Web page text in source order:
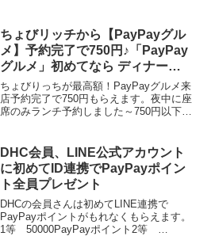
オートディスペンサー＋その他キレイ
キ...
ちょびリッチから【PayPayグル
メ】予約完了で750円♪「PayPay
グルメ」初めてなら ディナー
1000円、ランチ500円クーポンも
つかえる！
ちょびりっちが最高額！PayPayグルメ来
店予約完了で750円もらえます。夜中に座
席のみランチ予約しました～750円以下の
約で750円きたー！新規もリピーターも
🆗...
DHC会員、LINE公式アカウント
に初めてID連携でPayPayポイン
ト全員プレゼント
DHCの会員さんは初めてLINE連携で
PayPayポイントがもれなくもらえます。
1等 50000PayPayポイント2等